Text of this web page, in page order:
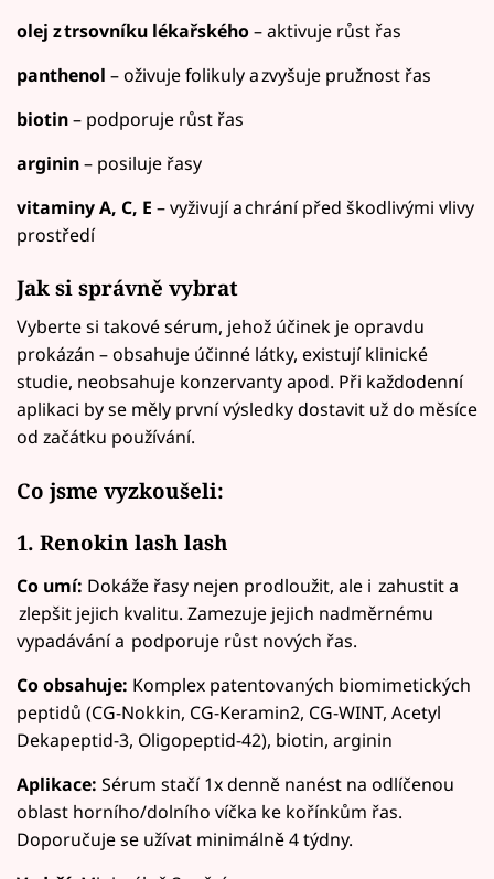
olej z trsovníku lékařského– aktivuje růst řas
panthenol – oživuje folikuly a zvyšuje pružnost řas
biotin– podporuje růst řas
arginin– posiluje řasy
vitaminy A, C, E – vyživují a chrání před škodlivými vlivy
prostředí
Jak si správně vybrat
Vyberte si takové sérum, jehož účinek je opravdu
prokázán – obsahuje účinné látky, existují klinické
studie, neobsahuje konzervanty apod. Při každodenní
aplikaci by se měly první výsledky dostavit už do měsíce
od začátku používání.
Co jsme vyzkoušeli:
1. Renokin lash lash
Co umí: Dokáže řasy nejen prodloužit, ale i zahustit a
zlepšit jejich kvalitu. Zamezuje jejich nadměrnému
vypadávání a podporuje růst nových řas.
Co obsahuje: Komplex patentovaných biomimetických
peptidů (CG-Nokkin, CG-Keramin2, CG-WINT, Acetyl
Dekapeptid-3, Oligopeptid-42), biotin, arginin
Aplikace: Sérum stačí 1x denně nanést na odlíčenou
oblast horního/dolního víčka ke kořínkům řas.
Doporučuje se užívat minimálně 4 týdny.